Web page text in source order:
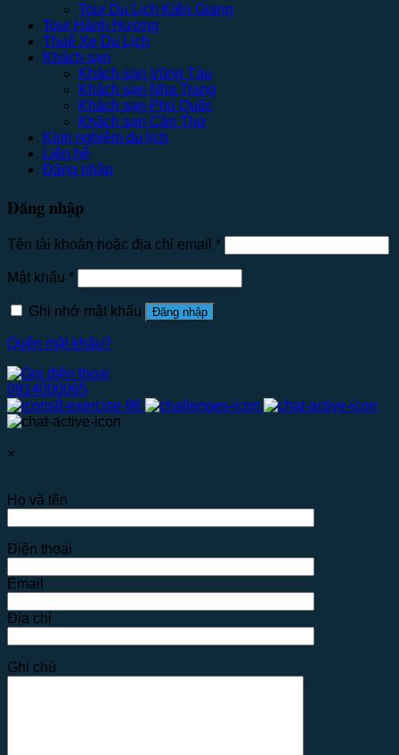
Tour Du Lịch Kiên Giang
Tour Hành Hương
Thuê Xe Du Lịch
Khách sạn
Khách sạn Vũng Tàu
Khách sạn Nha Trang
Khách sạn Phú Quốc
Khách sạn Cần Thơ
Kinh nghiệm du lịch
Liên hệ
Đăng nhập
Đăng nhập
Tên tài khoản hoặc địa chỉ email *
Mật khẩu *
Ghi nhớ mật khẩu Đăng nhập
Quên mật khẩu?
0914000065
×
Họ và tên
Điện thoại
Email
Địa chỉ
Ghi chú